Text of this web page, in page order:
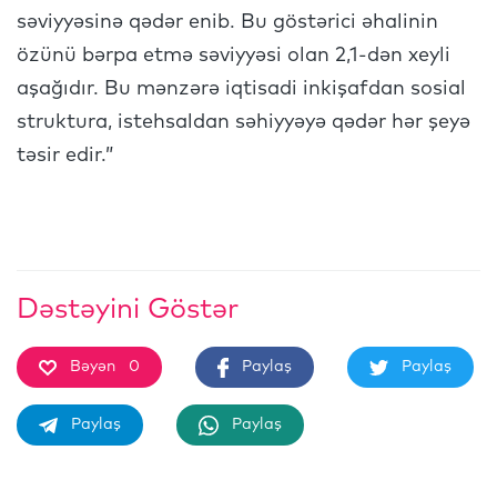
səviyyəsinə qədər enib. Bu göstərici əhalinin
özünü bərpa etmə səviyyəsi olan 2,1-dən xeyli
aşağıdır. Bu mənzərə iqtisadi inkişafdan sosial
struktura, istehsaldan səhiyyəyə qədər hər şeyə
təsir edir.”
Dəstəyini Göstər
Bəyən 0 Paylaş Paylaş
Paylaş Paylaş